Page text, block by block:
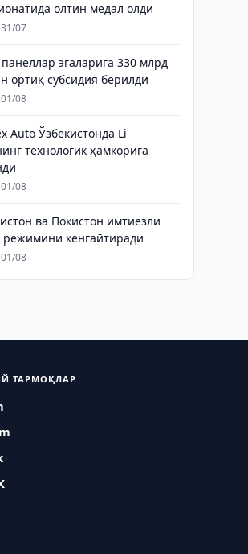
олтин медал олди
31/07
эгаларига 330 млрд
ортиқ субсидия берилди
01/08
Auto Ўзбекистонда Li
технологик ҳамкорига
01/08
ва Покистон имтиёзли
режимини кенгайтиради
01/08
ТАРМОҚЛАР